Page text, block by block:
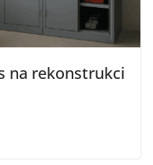
na rekonstrukci